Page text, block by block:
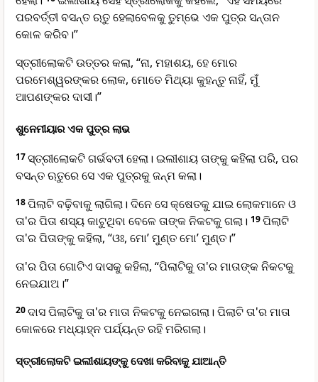
ପରବର୍ତ୍ତୀ ବସନ୍ତ ଋତୁ ହେଲାବେଳକୁ ତୁମ୍ଭେ ଏକ ପୁତ୍ର ସନ୍ତାନ
କୋଳ କରିବ।”
ସ୍ତ୍ରୀଲୋକଟି ଉତ୍ତର କଲା, “ନା, ମହାଶୟ, ହେ ମୋର
ପରମେଶ୍ୱରଙ୍କର ଲୋକ, ମୋତେ ମିଥ୍ୟା କୁହନ୍ତୁ ନାହିଁ, ମୁଁ
ଆପଣଙ୍କର ଦାସୀ।”
ଶୁନେମୀୟାର ଏକ ପୁତ୍ର ଲାଭ
17ସ୍ତ୍ରୀଲୋକଟି ଗର୍ଭବତୀ ହେଲା। ଇଲୀଶାୟ ତାଙ୍କୁ କହିଲା ପରି, ପର
ବସନ୍ତ ଋତୁରେ ସେ ଏକ ପୁତ୍ରକୁ ଜନ୍ମ କଲା।
18ପିଲାଟି ବଢ଼ିବାକୁ ଲାଗିଲା। ଦିନେ ସେ କ୍ଷେତକୁ ଯାଇ ଲୋକମାନେ ଓ
ତା'ର ପିତା ଶସ୍ୟ କାଟୁଥିବା ବେଳେ ତାଙ୍କ ନିକଟକୁ ଗଲା। 19ପିଲାଟି
ତା'ର ପିତାଙ୍କୁ କହିଲା, “ଓଃ, ମୋ’ ମୁଣ୍ତ ମୋ’ ମୁଣ୍ତ।”
ତା'ର ପିତା ଗୋଟିଏ ଦାସକୁ କହିଲା, “ପିଲାଟିକୁ ତା'ର ମାତାଙ୍କ ନିକଟକୁ
ନେଇଯାଅ।”
20ଦାସ ପିଲାଟିକୁ ତା'ର ମାତା ନିକଟକୁ ନେଇଗଲା। ପିଲାଟି ତା'ର ମାତା
କୋଳରେ ମଧ୍ୟାହ୍ନ ପର୍ଯ୍ୟନ୍ତ ରହି ମରିଗଲା।
ସ୍ତ୍ରୀଲୋକଟି ଇଲୀଶାୟଙ୍କୁ ଦେଖା କରିବାକୁ ଯାଆନ୍ତି